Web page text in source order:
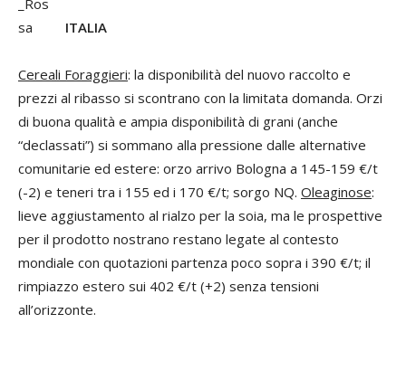
ITALIA
Cereali Foraggieri: la disponibilità del nuovo raccolto e
prezzi al ribasso si scontrano con la limitata domanda. Orzi
di buona qualità e ampia disponibilità di grani (anche
“declassati”) si sommano alla pressione dalle alternative
comunitarie ed estere: orzo arrivo Bologna a 145-159 €/t
(-2) e teneri tra i 155 ed i 170 €/t; sorgo NQ. Oleaginose:
lieve aggiustamento al rialzo per la soia, ma le prospettive
per il prodotto nostrano restano legate al contesto
mondiale con quotazioni partenza poco sopra i 390 €/t; il
rimpiazzo estero sui 402 €/t (+2) senza tensioni
all’orizzonte.